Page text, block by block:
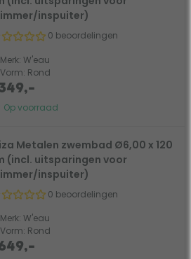
inspuiter)
0 beoordelingen
Merk: W'eau
Vorm: Rond
Op voorraad
Metalen zwembad Ø6,00 x 120
(incl. uitsparingen voor
inspuiter)
0 beoordelingen
Merk: W'eau
Vorm: Rond